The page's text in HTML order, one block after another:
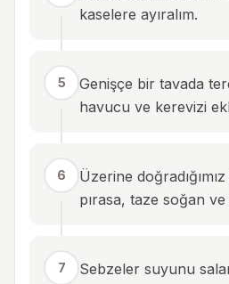
kaselere ayıralım.
5
Genişçe bir tavada
havucu ve kerevizi
6
Üzerine
pırasa, taze soğan
7 Sebzeler suyunu